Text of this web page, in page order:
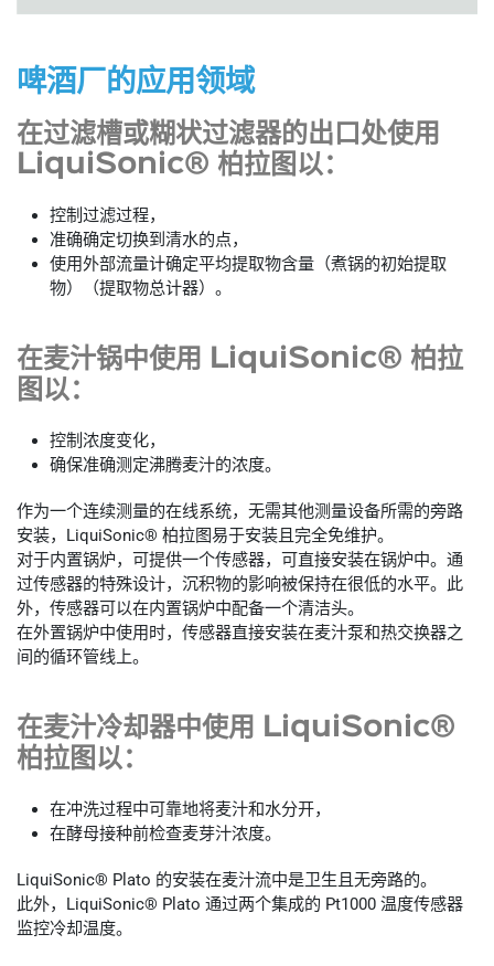
啤酒厂的应用领域
在过滤槽或糊状过滤器的出口处使用
LiquiSonic® 柏拉图以：
控制过滤过程，
准确确定切换到清水的点，
使用外部流量计确定平均提取物含量（煮锅的初始提取
物）（提取物总计器）。
在麦汁锅中使用 LiquiSonic® 柏拉
图以：
控制浓度变化，
确保准确测定沸腾麦汁的浓度。
作为一个连续测量的在线系统，无需其他测量设备所需的旁路
安装，LiquiSonic® 柏拉图易于安装且完全免维护。
对于内置锅炉，可提供一个传感器，可直接安装在锅炉中。通
过传感器的特殊设计，沉积物的影响被保持在很低的水平。此
外，传感器可以在内置锅炉中配备一个清洁头。
在外置锅炉中使用时，传感器直接安装在麦汁泵和热交换器之
间的循环管线上。
在麦汁冷却器中使用 LiquiSonic®
柏拉图以：
在冲洗过程中可靠地将麦汁和水分开，
在酵母接种前检查麦芽汁浓度。
LiquiSonic® Plato 的安装在麦汁流中是卫生且无旁路的。
此外，LiquiSonic® Plato 通过两个集成的 Pt1000 温度传感器
监控冷却温度。